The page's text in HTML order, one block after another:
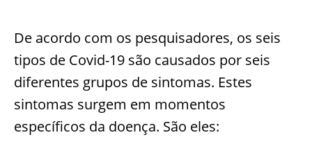
De acordo com os pesquisadores, os seis
tipos de Covid-19 são causados por seis
diferentes grupos de sintomas. Estes
sintomas surgem em momentos
específicos da doença. São eles: